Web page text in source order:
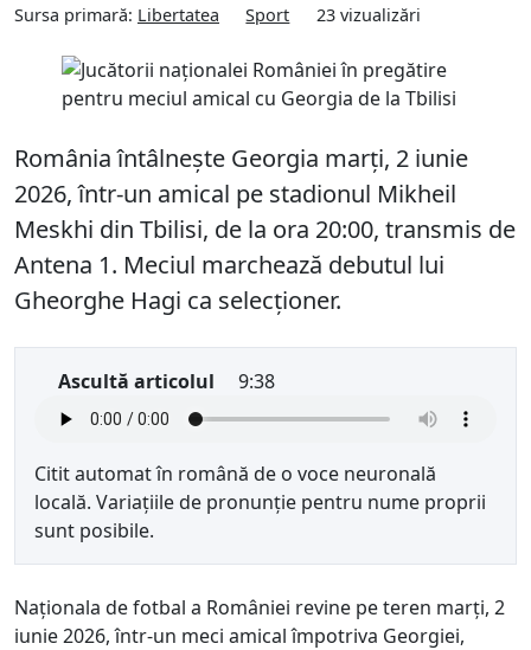
Sursa primară: Libertatea Sport 23vizualizări
România întâlnește Georgia marți, 2 iunie
2026, într-un amical pe stadionul Mikheil
Meskhi din Tbilisi, de la ora 20:00, transmis de
Antena 1. Meciul marchează debutul lui
Gheorghe Hagi ca selecționer.
Ascultă articolul 9:38
Citit automat în română de o voce neuronală
locală. Variațiile de pronunție pentru nume proprii
sunt posibile.
Naționala de fotbal a României revine pe teren marți, 2
iunie 2026, într-un meci amical împotriva Georgiei,